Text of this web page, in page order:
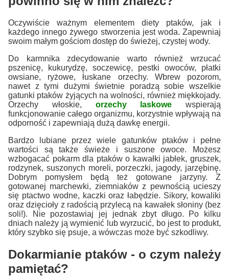
Oczywiście ważnym elementem diety ptaków, jak i
każdego innego żywego stworzenia jest woda. Zapewniaj
swoim małym gościom dostęp do świeżej, czystej wody.
Do karmnika zdecydowanie warto również wrzucać
pszenicę, kukurydzę, soczewicę, pestki owoców, płatki
owsiane, ryżowe, łuskane orzechy. Wbrew pozorom,
nawet z tymi dużymi świetnie poradzą sobie wszelkie
gatunki ptaków żyjących na wolności, również miękkojady.
Orzechy włoskie, orzechy laskowe
wspierają
funkcjonowanie całego organizmu, korzystnie wpływają na
odporność i zapewniają dużą dawkę energii.
Bardzo lubiane przez wiele gatunków ptaków i pełne
wartości są także świeże i suszone owoce. Możesz
wzbogacać pokarm dla ptaków o kawałki jabłek, gruszek,
rodzynek, suszonych moreli, porzeczki, jagody, jarzębinę.
Dobrym pomysłem będą też gotowane jarzyny. Z
gotowanej marchewki, ziemniaków z pewnością ucieszy
się ptactwo wodne, kaczki oraz łabędzie. Sikory, kowaliki
oraz dzięcioły z radością przylecą na kawałek słoniny (bez
soli!). Nie pozostawiaj jej jednak zbyt długo. Po kilku
dniach należy ją wymienić lub wyrzucić, bo jest to produkt,
który szybko się psuje, a wówczas może być szkodliwy.
Dokarmianie ptaków - o czym należy
pamiętać?